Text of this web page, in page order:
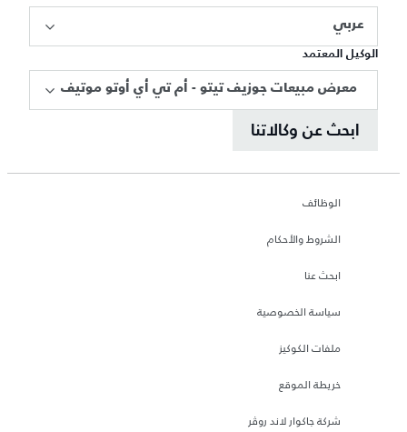
عربي
الوكيل المعتمد
معرض مبيعات جوزيف تيتو - أم تي أي أوتو موتيف
ابحث عن وكالاتنا
الوظائف
الشروط والأحكام
ابحث عنا
سياسة الخصوصية
ملفات الكوكيز
خريطة الموقع
شركة جاكوار لاند روڤر